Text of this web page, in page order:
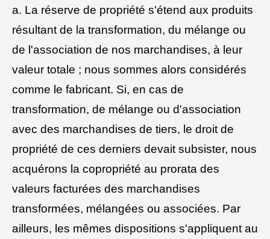
a. La réserve de propriété s'étend aux produits
résultant de la transformation, du mélange ou
de l'association de nos marchandises, à leur
valeur totale ; nous sommes alors considérés
comme le fabricant. Si, en cas de
transformation, de mélange ou d'association
avec des marchandises de tiers, le droit de
propriété de ces derniers devait subsister, nous
acquérons la copropriété au prorata des
valeurs facturées des marchandises
transformées, mélangées ou associées. Par
ailleurs, les mêmes dispositions s'appliquent au